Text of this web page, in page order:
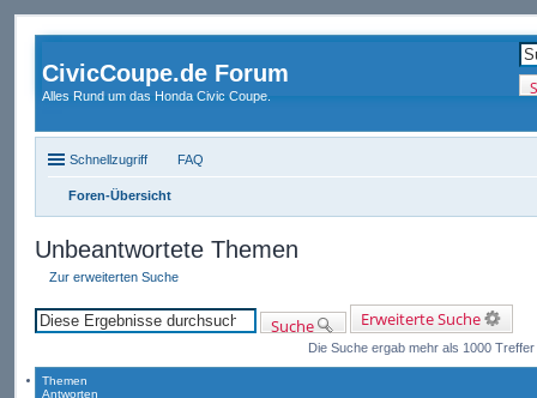
CivicCoupe.de Forum
Alles Rund um das Honda Civic Coupe.
Schnellzugriff FAQ
Foren-Übersicht
Unbeantwortete Themen
Zur erweiterten Suche
Suche Erweiterte Suche
Die Suche ergab mehr als 1000 Treffer
Themen
Antworten